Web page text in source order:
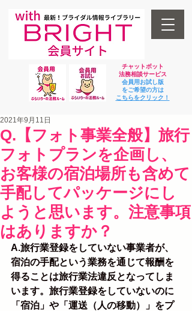
チャットボット
法務相談サービス
会員用お試し版
をご希望の方は
​こちらをクリック！
Q.【フォト事業全般】旅行
フォトプランを企画し、
お客様の宿泊場所も含めて
手配してパッケージにし
ようと思います。注意事項
はありますか？
2021年9月11日
A.旅行業登録をしていない事業者が、
宿泊の手配という業務を通じて報酬を
得ることは旅行業法違反となってしま
います。旅行業登録をしていないのに
「宿泊」や「運送（人の移動）」をプ